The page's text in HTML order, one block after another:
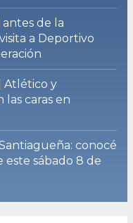
antes de la
a Deportivo
Atlético y
caras en
conocé
este sábado 8 de